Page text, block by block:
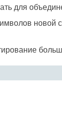
для
новой